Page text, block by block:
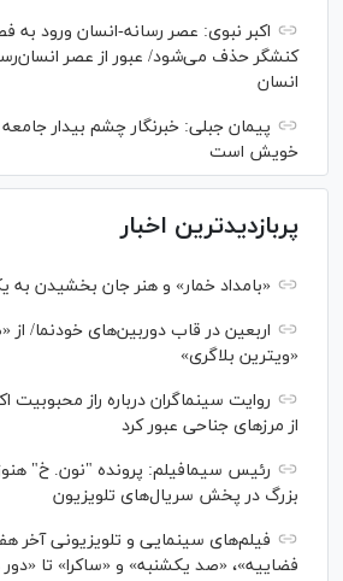
اکبر نبوی: عصر رسانه-انسان ورود
کنشگر حذف می‌شود/ عبور از عصر
انسان
پیمان جبلی: خبرنگار چشم بیدار جامعه
خویش است
پربازدیدترین اخبار
«بامداد خمار» و هنر جان بخشیدن به
اربعین در قاب دوربین‌های خودنما/ از
«ویترین بلاگری»
روایت سینماگران درباره راز محبوبیت
از مرزهای جناحی عبور کرد
رئیس سیمافیلم: پرونده "نون. خ"
بزرگ در پخش سریال‌های تلویزیون
فیلم‌های سینمایی و تلویزیونی آخر
فضاییه»، «صد یکشنبه» و «ساکرا» تا